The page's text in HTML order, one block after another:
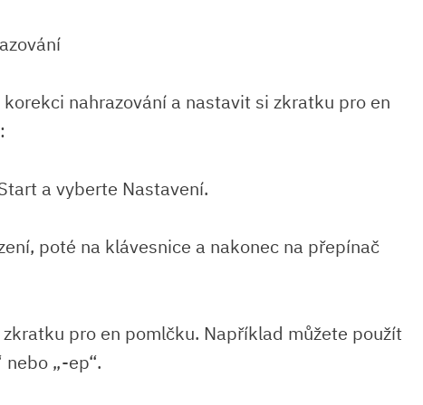
nahrazování a nastavit si zkratku pro en
a vyberte Nastavení.
poté na klávesnice a nakonec na přepínač
pro en pomlčku. Například můžete použít
„-ep“.